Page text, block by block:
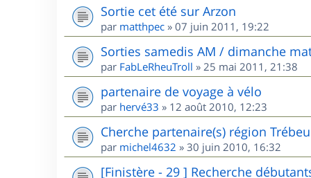
Sortie cet été sur Arzon
par matthpec » 07 juin 2011, 19:22
Sorties samedis AM / dimanche
par FabLeRheuTroll » 25 mai 2011, 21:38
partenaire de voyage à vélo
par hervé33 » 12 août 2010, 12:23
Cherche partenaire(s) région
par michel4632 » 30 juin 2010, 16:32
[Finistère - 29 ] Recherche